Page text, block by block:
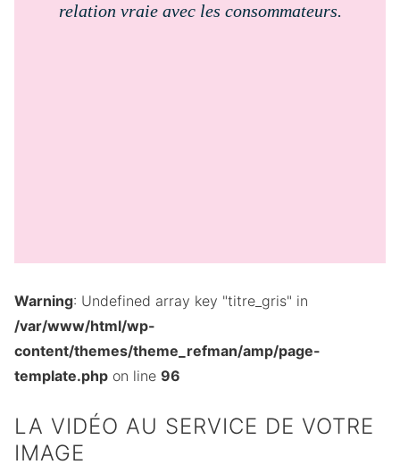
relation vraie avec les consommateurs.
Warning: Undefined array key "titre_gris" in
/var/www/html/wp-
content/themes/theme_refman/amp/page-
template.php on line 96
LA VIDÉO AU SERVICE DE VOTRE
IMAGE